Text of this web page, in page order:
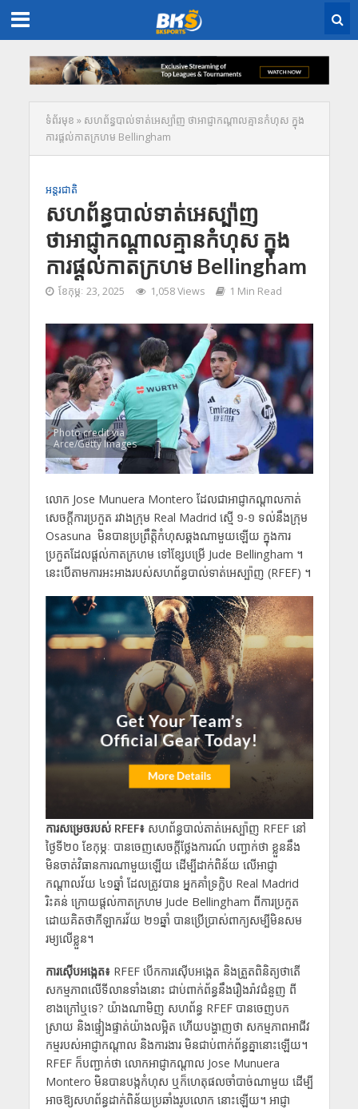
ទំព័រមុខ » សហព័ន្ធបាល់ទាត់អេស្ប៉ាញ ថាអាជ្ញាកណ្តាលគ្មានកំហុស ក្នុង
ការផ្តល់កាតក្រហម Bellingham
អន្តរជាតិ
សហព័ន្ធបាល់ទាត់អេស្ប៉ាញ
ថាអាជ្ញាកណ្តាលគ្មានកំហុស ក្នុង
ការផ្តល់កាតក្រហម Bellingham
ខែ​កុម្ភៈ 23, 2025 1,058 Views 1 Min Read
Photo credit via
Arce/Getty Images
លោក Jose Munuera Montero ដែលជាអាជ្ញាកណ្តាលកាត់
សេចក្តីការប្រកួត រវាងក្រុម Real Madrid ស្មើ ១-១ ទល់នឹងក្រុម
Osasuna មិនបានប្រព្រឹត្តិកំហុសឆ្គងណាមួយឡើយ ក្នុង​ការ
ប្រកួត​ដែលផ្តល់កាតក្រហម ទៅខ្សែបម្រើ Jude Bellingham ។
នេះបើ​តាមការអះអាងរបស់សហព័ន្ធបាល់ទាត់អេស្ប៉ាញ (RFEF) ។
ការសម្រេចរបស់ RFEF៖សហព័ន្ធបាល់តាត់អេស្ប៉ាញ RFEF នៅ
ថ្ងៃទី២០ ខែកុម្ភៈ បានចេញសេចក្តីថ្លែងការណ៍ បញ្ជាក់ថា ​ខ្លួននឹង​
មិន​ចាត់វិធានការណាមួយឡើយ ដើម្បីដាក់ពិន័យ​ លើអាជ្ញា
កណ្តាលវ័យ ៤១ឆ្នាំ ដែលត្រូវបាន​ អ្នកគាំទ្រក្លិប Real Madrid ​
រិះគន់ ​ក្រោយផ្ដល់កាតក្រហម Jude Bellingham ពីការប្រកួត
ដោយគិតថាកីឡាករវ័យ ២១ឆ្នាំ បានប្រើប្រាស់ពាក្យសម្បីមិនសម
រម្យលើខ្លួន។
​ការស៊ើបអង្កេត៖RFEF បើកការស៊ើបអង្កេត និង​ត្រួតពិនិត្យថា​តើ​
សកម្មភាព​លើទីលានទាំងនោះ ជាប់ពាក់ព័ន្ធនឹងរឿងរ៉ាវជំនួញ ពី
ខាងក្រៅឬទេ? យ៉ាងណាមិញ សហព័ន្ធ RFEF បានចេញបក
ស្រាយ និងផ្ទៀងផ្ទាត់យ៉ាងលម្អិត ហើយបង្ហាញថា សកម្មភាពអាជីវ
កម្មរបស់អាជ្ញាកណ្តាល និងការងារ មិនជាប់ពាក់ព័ន្ធគ្នា​នោះឡើយ។
RFEF ក៏បញ្ជាក់ថា លោកអាជ្ញាកណ្តាល Jose Munuera
Montero មិនបានបង្កកំហុស ឬក៏​ហេតុផលចាំបាច់ណាមួយ ដើម្បី
អាចឱ្យសហព័ន្ធ​ដាក់ពិន័យប្រឆាំង​​រូប​លោក​ នោះ​ឡើយ​។ អាជ្ញា